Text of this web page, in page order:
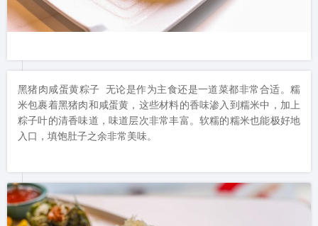
黑猪肉咸蛋黄粽子 无论是作为主食还是一道菜都非常合适。糯
米包裹着黑猪肉和咸蛋黄，这些材料的香味渗入到糯米中，加上
粽子叶的清香味道，味道层次非常丰富。软糯的糯米也能极好地
入口，填饱肚子之余非常美味。